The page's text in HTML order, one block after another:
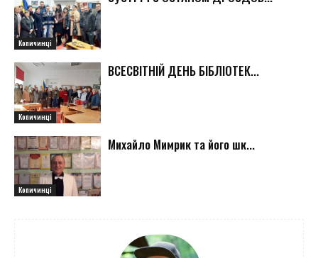
Копичинці
Копичинці
ВСЕСВІТНІЙ ДЕНЬ БІБЛІОТЕК...
Копичинці
Михайло Мимрик та його шк...